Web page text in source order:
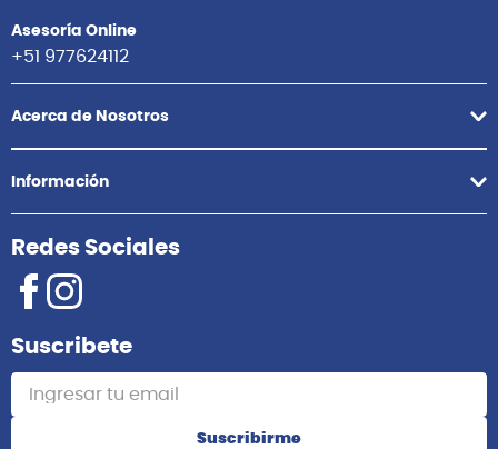
Asesoría Online
+51 977624112
Acerca de Nosotros
Información
Redes Sociales
Suscribete
Suscribirme